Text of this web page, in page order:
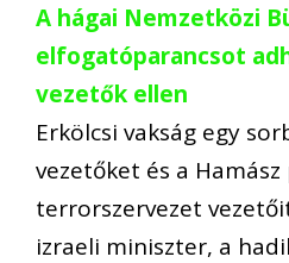
A hágai Nemzetközi
elfogatóparancsot
vezetők ellen
Erkölcsi vakság egy
vezetőket és a
terrorszervezet
izraeli miniszter, a